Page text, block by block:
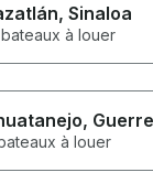
, Sinaloa
à louer
,
à louer